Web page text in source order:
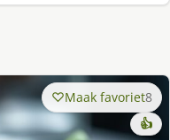
Maak favoriet8
👍